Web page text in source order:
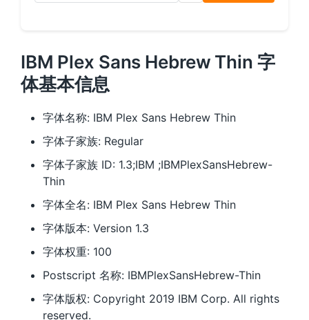
IBM Plex Sans Hebrew Thin 字
体基本信息
字体名称: IBM Plex Sans Hebrew Thin
字体子家族: Regular
字体子家族 ID: 1.3;IBM ;IBMPlexSansHebrew-
Thin
字体全名: IBM Plex Sans Hebrew Thin
字体版本: Version 1.3
字体权重: 100
Postscript 名称: IBMPlexSansHebrew-Thin
字体版权: Copyright 2019 IBM Corp. All rights
reserved.